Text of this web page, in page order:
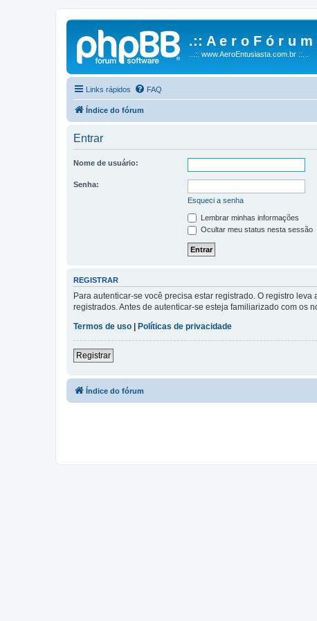
.:: A e r o F ó r u m
...:: www.AeroEntusiasta.com.br ::...
Links rápidos FAQ
Índice do fórum
Entrar
Nome de usuário:
Senha:
Esqueci a senha
Lembrar minhas informações
Ocultar meu status nesta sessão
REGISTRAR
Para autenticar-se você precisa estar registrado. O registro
registrados. Antes de autenticar-se esteja familiarizado com os
Termos de uso
Políticas de privacidade
Registrar
Índice do fórum